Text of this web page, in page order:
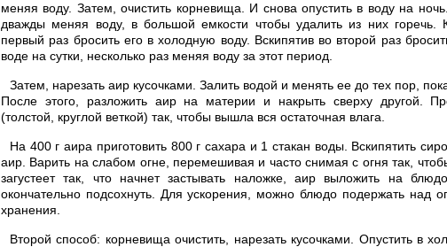
меняя воду. Затем, очистить корневища. И снова опустить в воду на
дважды меняя воду, в большой емкости чтобы удалить из них горечь.
первый раз бросить его в холодную воду. Вскипятив во второй раз
воде на сутки, несколько раз меняя воду за этот период.
Затем, нарезать аир кусочками. Залить водой и менять ее до тех пор,
После этого, разложить аир на материи и накрыть сверху другой.
(толстой, круглой веткой) так, чтобы вышла вся остаточная влага.
На 400 г аира приготовить 800 г сахара и 1 стакан воды. Вскипятить
аир. Варить на слабом огне, перемешивая и часто снимая с огня так,
загустеет так, что начнет застывать наложке, аир выложить на
окончательно подсохнуть. Для ускорения, можно блюдо подержать над
хранения.
Второй способ: корневища очистить, нарезать кусочками. Опустить в